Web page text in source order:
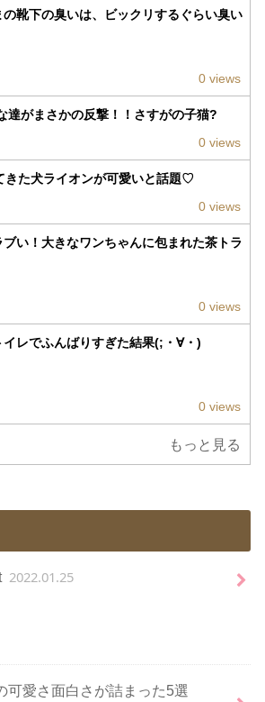
の靴下の臭いは、ビックリするぐらい臭い
0 views
達がまさかの反撃！！さすがの子猫?
0 views
きた犬ライオンが可愛いと話題♡
0 views
ブい！大きなワンちゃんに包まれた茶トラ
0 views
イレでふんばりすぎた結果(;・∀・)
0 views
もっと見る
2022.01.25
可愛さ面白さが詰まった5選